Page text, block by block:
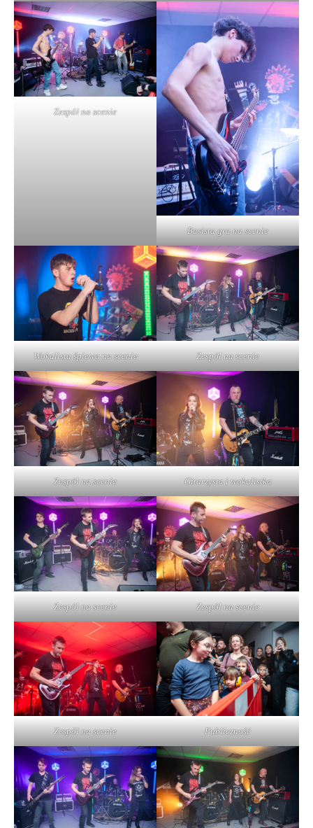
Zespół na scenie
Basista gra na scenie
Wokalista śpiewa na scenie Zespół na scenie
Zespół na scenie Gitarzysta i wokalistka
Zespół na scenie Zespół na scenie
Zespół na scenie Publiczność